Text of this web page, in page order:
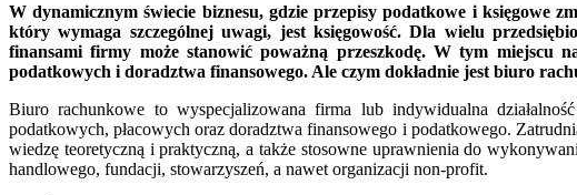
W dynamicznym świecie biznesu, gdzie przepisy podatkowe i księgowe
który wymaga szczególnej uwagi, jest księgowość. Dla wielu
finansami firmy może stanowić poważną przeszkodę. W tym miejscu
podatkowych i doradztwa finansowego. Ale czym dokładnie jest biuro
Biuro rachunkowe to wyspecjalizowana firma lub indywidualna
podatkowych, płacowych oraz doradztwa finansowego i podatkowego.
wiedzę teoretyczną i praktyczną, a także stosowne uprawnienia do
handlowego, fundacji, stowarzyszeń, a nawet organizacji non-profit.